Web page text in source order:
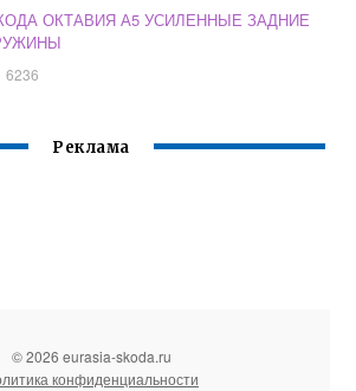
ОКТАВИЯ А5 УСИЛЕННЫЕ ЗАДНИЕ
6236
Реклама
© 2026 eurasia-skoda.ru
конфиденциальности